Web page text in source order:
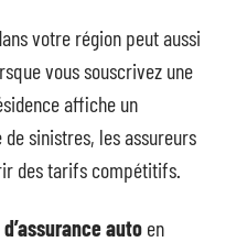
votre région peut aussi
vous souscrivez une
affiche un
sinistres, les assureurs
des tarifs compétitifs.
auto en